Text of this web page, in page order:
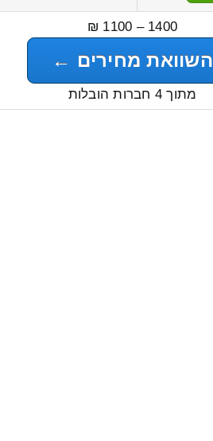
1400 – 1100 ₪
השוואת מחירים ←
מתוך 4 חברות הובלות